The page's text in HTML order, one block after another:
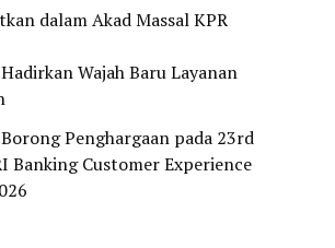
dalam Akad Massal KPR
Wajah Baru Layanan
Penghargaan pada 23rd
Banking Customer Experience